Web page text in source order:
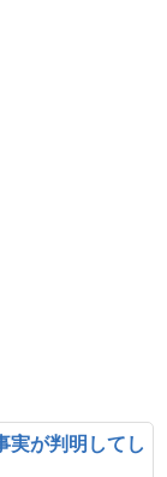
実が判明してし